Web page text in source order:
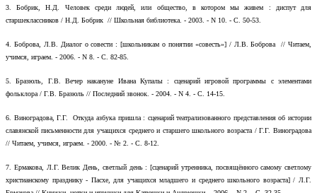
3.
Бобрик, Н.Д. Человек среди людей, или общество, в котором мы живем : диспут для
старшеклассников / Н.Д. Бобрик // Школьная библиотека. - 2003. - N 10. - С. 50-53.
4.
Боброва, Л.В. Диалог о совести : [школьникам о понятии «совесть»] / Л.В. Боброва // Читаем,
учимся, играем. - 2006. - N 8. - С. 82-85.
5.
Бразюль, Г.В. Вечер накануне Ивана Купалы : сценарий игровой программы с элементами
фольклора / Г.В. Бразюль // Последний звонок. - 2004. - N 4. - С. 14-15.
6.
Виноградова, Г.Г. Откуда азбука пришла : сценарий театрализованного представления об истории
славянской письменности для учащихся среднего и старшего школьного возраста / Г.Г. Виноградова
// Читаем, учимся, играем. - 2000. - № 2. - С. 8-12.
7.
Ермакова, Л.Г. Велик День, светлый день : [сценарий утренника, посвящённого самому светлому
христианскому празднику - Пасхе, для учащихся младшего и среднего школьного возраста] / Л.Г.